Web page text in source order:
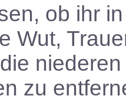
ob ihr
Wut,
zu